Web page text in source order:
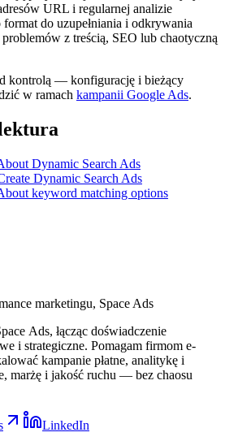
URL i regularnej analizie
do uzupełniania i odkrywania
z treścią, SEO lub chaotyczną
kontrolą — konfigurację i bieżący
w ramach kampanii Google Ads.
Dynamic Search Ads
Dynamic Search Ads
keyword matching options
marketingu, Space Ads
Ads, łącząc doświadczenie
i strategiczne. Pomagam firmom e-
kampanie płatne, analitykę i
marżę i jakość ruchu — bez chaosu
LinkedIn